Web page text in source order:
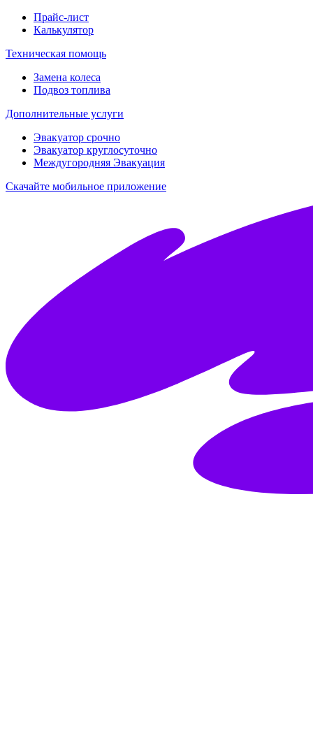
Прайс-лист
Калькулятор
Техническая помощь
Замена колеса
Подвоз топлива
Дополнительные услуги
Эвакуатор срочно
Эвакуатор круглосуточно
Междугородняя Эвакуация
Скачайте мобильное приложение